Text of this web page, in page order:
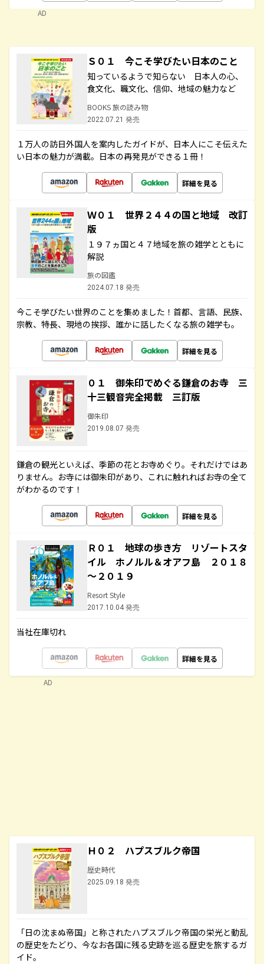
AD
Ｓ０１ 今こそ学びたい日本のこと
知っているようで知らない 日本人の心、
食文化、職文化、信仰、地域の魅力など
BOOKS 旅の読み物
2022.07.21 発売
１万人の訪日外国人を案内したガイドが、日本人にこそ伝えた
い日本の魅力が満載。日本の再発見ができる１冊！
詳細を見る
Ｗ０１ 世界２４４の国と地域 改訂
版
１９７ヵ国と４７地域を旅の雑学とともに
解説
旅の図鑑
2024.07.18 発売
今こそ学びたい世界のことを集めました！首都、言語、民族、
宗教、特長、現地の挨拶、誰かに話したくなる旅の雑学も。
詳細を見る
０１ 御朱印でめぐる鎌倉のお寺 三
十三観音完全掲載 三訂版
御朱印
2019.08.07 発売
鎌倉の観光といえば、季節の花とお寺めぐり。それだけではあ
りません。お寺には御朱印があり、これに触れればお寺の全て
がわかるのです！
詳細を見る
Ｒ０１ 地球の歩き方 リゾートスタ
イル ホノルル＆オアフ島 ２０１８
～２０１９
Resort Style
2017.10.04 発売
当社在庫切れ
詳細を見る
Ｈ０２ ハプスブルク帝国
歴史時代
2025.09.18 発売
「日の沈まぬ帝国」と称されたハプスブルク帝国の栄光と動乱
の歴史をたどり、今なお各国に残る史跡を巡る歴史を旅するガ
イド。
AD